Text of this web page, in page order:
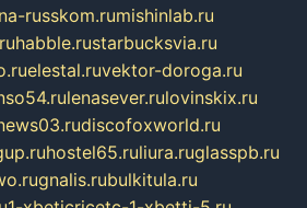
russkom.rumishinlab.ru
habble.rustarbucksvia.ru
elestal.ruvektor-doroga.ru
lenasever.rulovinskix.ru
discofoxworld.ru
hostel65.ruliura.ruglasspb.ru
gnalis.rubulkitula.ru